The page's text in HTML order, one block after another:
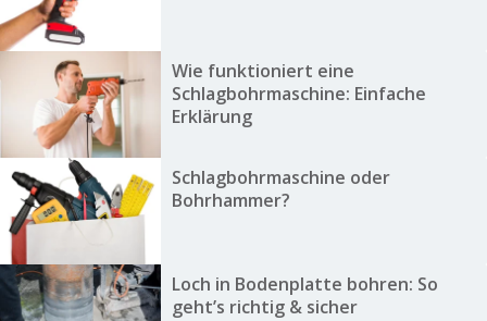
Wie funktioniert eine
Schlagbohrmaschine: Einfache
Erklärung
Schlagbohrmaschine oder
Bohrhammer?
Loch in Bodenplatte bohren: So
geht’s richtig & sicher